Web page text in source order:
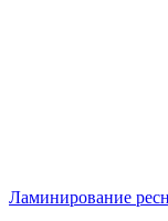
Ламинирование